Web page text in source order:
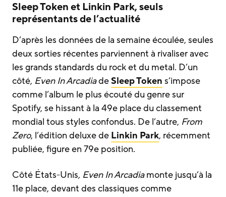
Sleep Token et Linkin Park, seuls
représentants de l’actualité
D’après les données de la semaine écoulée, seules
deux sorties récentes parviennent à rivaliser avec
les grands standards du rock et du metal. D’un
côté, Even In ArcadiadeSleep Token s’impose
comme l’album le plus écouté du genre sur
Spotify, se hissant à la 49e place du classement
mondial tous styles confondus. De l’autre, From
Zero, l’édition deluxe de Linkin Park, récemment
publiée, figure en 79e position.
Côté États-Unis, Even In Arcadiamonte jusqu’à la
11e place, devant des classiques comme